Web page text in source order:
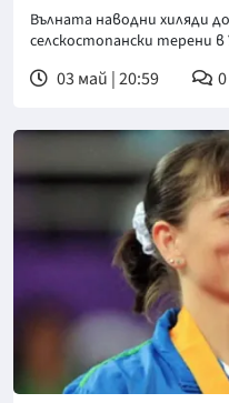
Вълната наводни хиляди
селскостопански терени
03 май | 20:59 0